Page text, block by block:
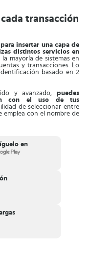
transacción
insertar una capa de
distintos servicios en
mayoría de sistemas en
y transacciones. Lo
basado en 2
y avanzado, puedes
con el uso de tus
de seleccionar entre
emplea con el nombre de
línea, para aprobar la
de 2 factores puede ser a
operación. Aparte de
se enlazará con el
forma nadie tendrá
en